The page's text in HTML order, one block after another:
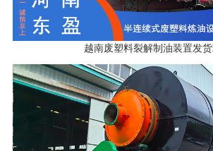
越南废塑料裂解制油装置发